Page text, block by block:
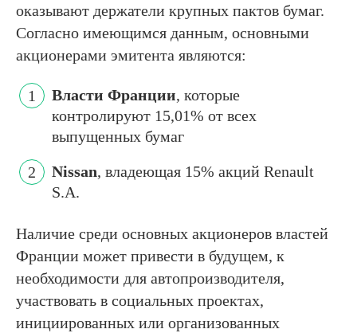
оказывают держатели крупных пактов бумаг.
Согласно имеющимся данным, основными
акционерами эмитента являются:
Власти Франции, которые
контролируют 15,01% от всех
выпущенных бумаг
Nissan, владеющая 15% акций Renault
S.A.
Наличие среди основных акционеров властей
Франции может привести в будущем, к
необходимости для автопроизводителя,
участвовать в социальных проектах,
инициированных или организованных